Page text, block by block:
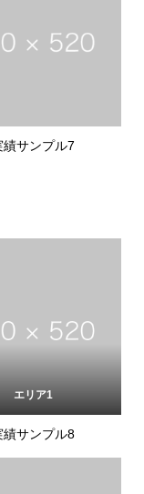
績サンプル7
エリア1
績サンプル8